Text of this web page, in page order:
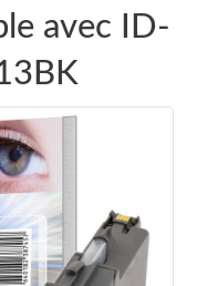
avec ID-